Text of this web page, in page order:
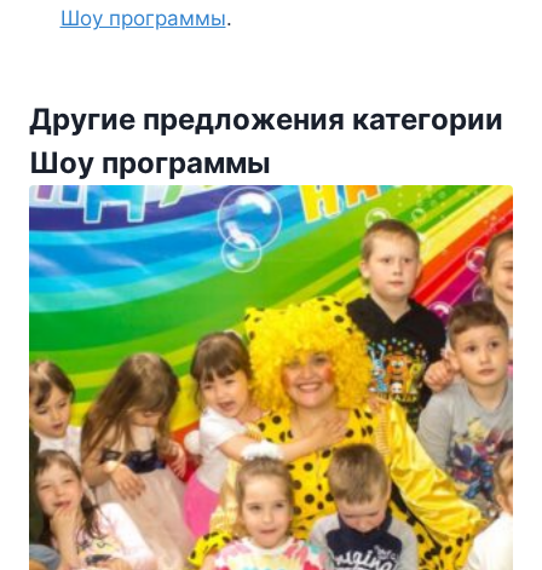
Шоу программы.
Другие предложения категории
Шоу программы